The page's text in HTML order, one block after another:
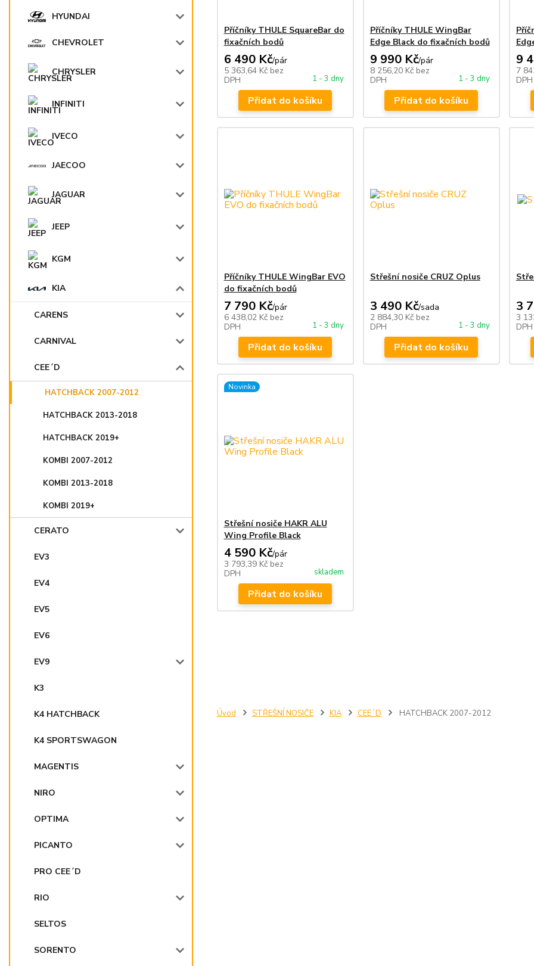
HYUNDAI
CHEVROLET
CHRYSLER
INFINITI
IVECO
JAECOO
JAGUAR
JEEP
KGM
KIA
CARENS
CARNIVAL
CEE´D
HATCHBACK 2007-2012
HATCHBACK 2013-2018
HATCHBACK 2019+
KOMBI 2007-2012
KOMBI 2013-2018
KOMBI 2019+
CERATO
EV3
EV4
EV5
EV6
EV9
K3
K4 HATCHBACK
K4 SPORTSWAGON
MAGENTIS
NIRO
OPTIMA
PICANTO
PRO CEE´D
RIO
SELTOS
SORENTO
Úvod STŘEŠNÍ NOSIČE KIA CEE´D HATCHBACK 2007-2012
Příčníky THULE SquareBar do
fixačních bodů
6 490 Kč/pár
5 363,64 Kč bez
DPH
1 - 3 dny
Přidat do košíku
Příčníky THULE WingBar
Edge Black do fixačních bodů
9 990 Kč/pár
8 256,20 Kč bez
DPH
1 - 3 dny
Přidat do košíku
9
7
DPH
Příčníky THULE WingBar EVO
do fixačních bodů
7 790 Kč/pár
6 438,02 Kč bez
DPH
1 - 3 dny
Přidat do košíku
Střešní nosiče CRUZ Oplus
3 490 Kč/sada
2 884,30 Kč bez
DPH
1 - 3 dny
Přidat do košíku
3
3
DPH
Novinka
Střešní nosiče HAKR ALU
Wing Profile Black
4 590 Kč/pár
3 793,39 Kč bez
DPH
skladem
Přidat do košíku